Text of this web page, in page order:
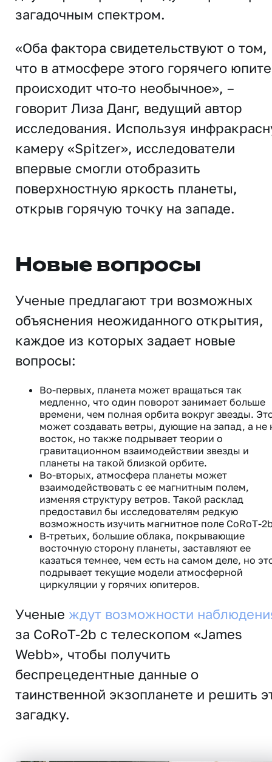
загадочным спектром.
«Оба фактора свидетельствуют о том,
что в атмосфере этого горячего
происходит что-то необычное», –
говорит Лиза Данг, ведущий автор
исследования. Используя
камеру «Spitzer», исследователи
впервые смогли отобразить
поверхностную яркость планеты,
открыв горячую точку на западе.
Новые вопросы
Ученые предлагают три возможных
объяснения неожиданного открытия,
каждое из которых задает новые
вопросы:
Во-первых, планета может вращаться так
медленно, что один поворот занимает больше
времени, чем полная орбита вокруг звезды.
может создавать ветры, дующие на запад, а не
восток, но также подрывает теории о
гравитационном взаимодействии звезды и
планеты на такой близкой орбите.
Во-вторых, атмосфера планеты может
взаимодействовать с ее магнитным полем,
изменяя структуру ветров. Такой расклад
предоставил бы исследователям редкую
возможность изучить магнитное поле CoRoT-
В-третьих, большие облака, покрывающие
восточную сторону планеты, заставляют ее
казаться темнее, чем есть на самом деле, но
подрывает текущие модели атмосферной
циркуляции у горячих юпитеров.
Ученые ждут возможности
за CoRoT-2b с телескопом «James
Webb», чтобы получить
беспрецедентные данные о
таинственной экзопланете и решить
загадку.